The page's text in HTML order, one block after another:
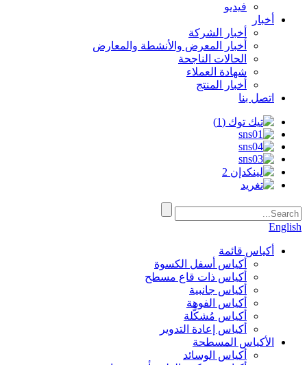
فيديو
أخبار
أخبار الشركة
أخبار المعرض والأنشطة والمعارض
الحالات الناجحة
شهادة العملاء
أخبار المنتج
اتصل بنا
English
أكياس قائمة
أكياس أسفل الكسوة
أكياس ذات قاع مسطح
أكياس جانبية
أكياس الفوهة
أكياس مُشكَّلة
أكياس إعادة التدوير
الأكياس المسطحة
أكياس الوسائد